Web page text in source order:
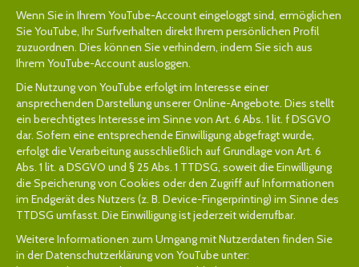
Wenn Sie in Ihrem YouTube-Account eingeloggt sind, ermöglichen
Sie YouTube, Ihr Surfverhalten direkt Ihrem persönlichen Profil
zuzuordnen. Dies können Sie verhindern, indem Sie sich aus
Ihrem YouTube-Account ausloggen.
Die Nutzung von YouTube erfolgt im Interesse einer
ansprechenden Darstellung unserer Online-Angebote. Dies stellt
ein berechtigtes Interesse im Sinne von Art. 6 Abs. 1 lit. f DSGVO
dar. Sofern eine entsprechende Einwilligung abgefragt wurde,
erfolgt die Verarbeitung ausschließlich auf Grundlage von Art. 6
Abs. 1 lit. a DSGVO und § 25 Abs. 1 TTDSG, soweit die Einwilligung
die Speicherung von Cookies oder den Zugriff auf Informationen
im Endgerät des Nutzers (z. B. Device-Fingerprinting) im Sinne des
TTDSG umfasst. Die Einwilligung ist jederzeit widerrufbar.
Weitere Informationen zum Umgang mit Nutzerdaten finden Sie
in der Datenschutzerklärung von YouTube unter: